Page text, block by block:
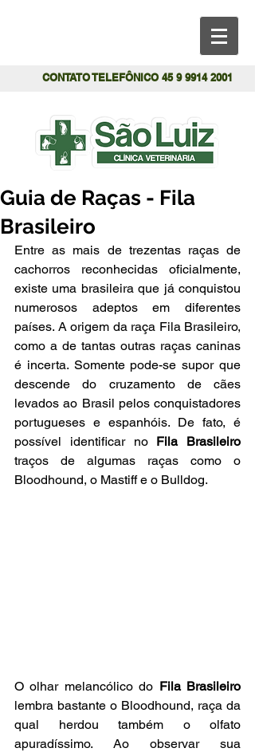
CONTATO TELEFÔNICO 45 9 9914 2001
Guia de Raças - Fila
Brasileiro
Entre as mais de trezentas raças de
cachorros reconhecidas oficialmente,
existe uma brasileira que já conquistou
numerosos adeptos em diferentes
países. A origem da raça Fila Brasileiro,
como a de tantas outras raças caninas
é incerta. Somente pode-se supor que
descende do cruzamento de cães
levados ao Brasil pelos conquistadores
portugueses e espanhóis. De fato, é
possível identificar no Fila Brasileiro
traços de algumas raças como o
Bloodhound, o Mastiff e o Bulldog.
O olhar melancólico do Fila Brasileiro
lembra bastante o Bloodhound, raça da
qual herdou também o olfato
apuradíssimo. Ao observar sua